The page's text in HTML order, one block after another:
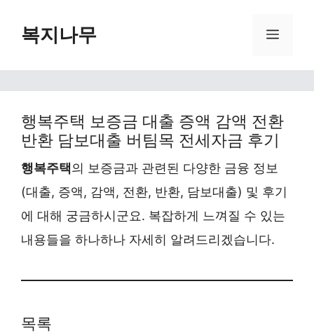
복지나무 Menu
행복주택 보증금 대출 증액 감액 전환
반환 담보대출 버팀목 전세자금 후기
행복주택의 보증금과 관련된 다양한 금융 정보
(대출, 증액, 감액, 전환, 반환, 담보대출) 및 후기
에 대해 궁금하시군요. 복잡하게 느껴질 수 있는
내용들을 하나하나 자세히 알려드리겠습니다.
목록